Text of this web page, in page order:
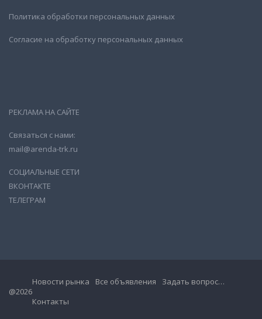
Политика обработки персональных данных
Согласие на обработку персональных данных
РЕКЛАМА НА САЙТЕ
Связаться с нами:
mail@arenda-trk.ru
СОЦИАЛЬНЫЕ СЕТИ
ВКОНТАКТЕ
ТЕЛЕГРАМ
@2026
Новости рынка Все объявления
Задать вопрос…
Контакты